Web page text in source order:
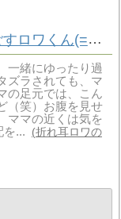
休日はオフモード？ゆったり過ごすロワくん(=^・^=)
一緒にゆったり過
ズラされても、マ
の足元では、こん
（笑）お腹を見せ
ママの近くは気を
を...
折れ耳ロワの